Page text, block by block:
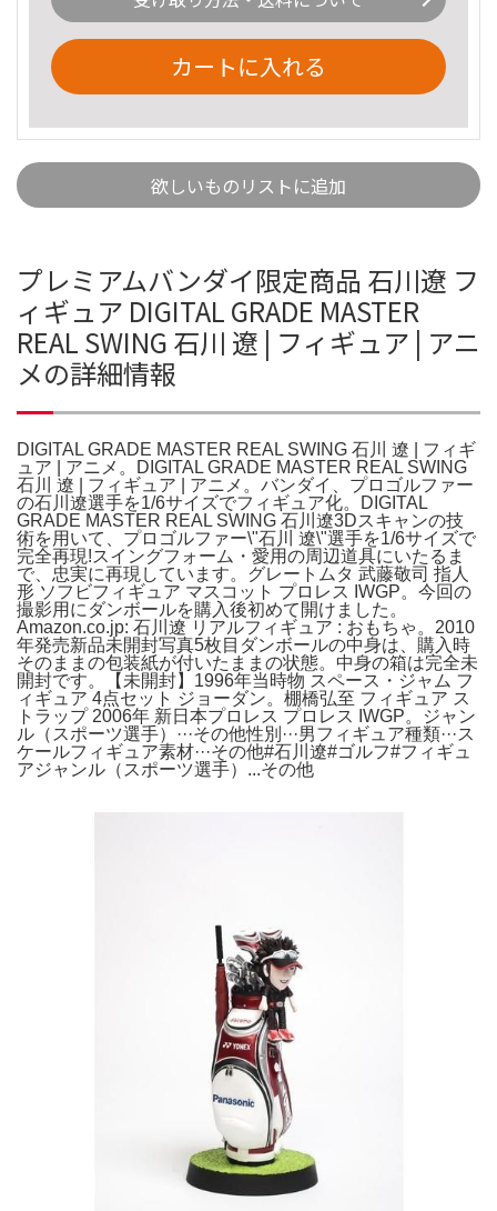
カートに入れる
欲しいものリストに追加
プレミアムバンダイ限定商品 石川遼 フ
ィギュア DIGITAL GRADE MASTER
REAL SWING 石川 遼 | フィギュア | アニ
メの詳細情報
DIGITAL GRADE MASTER REAL SWING 石川 遼 | フィギ
ュア | アニメ。DIGITAL GRADE MASTER REAL SWING
石川 遼 | フィギュア | アニメ。バンダイ、プロゴルファー
の石川遼選手を1/6サイズでフィギュア化。DIGITAL
GRADE MASTER REAL SWING 石川遼3Dスキャンの技
術を用いて、プロゴルファー\"石川 遼\"選手を1/6サイズで
完全再現!スイングフォーム・愛用の周辺道具にいたるま
で、忠実に再現しています。グレートムタ 武藤敬司 指人
形 ソフビフィギュア マスコット プロレス IWGP。今回の
撮影用にダンボールを購入後初めて開けました。
Amazon.co.jp: 石川遼 リアルフィギュア : おもちゃ。2010
年発売新品未開封写真5枚目ダンボールの中身は、購入時
そのままの包装紙が付いたままの状態。中身の箱は完全未
開封です。【未開封】1996年当時物 スペース・ジャム フ
ィギュア 4点セット ジョーダン。棚橋弘至 フィギュア ス
トラップ 2006年 新日本プロレス プロレス IWGP。ジャン
ル（スポーツ選手）···その他性別···男フィギュア種類···ス
ケールフィギュア素材···その他#石川遼#ゴルフ#フィギュ
アジャンル（スポーツ選手）...その他